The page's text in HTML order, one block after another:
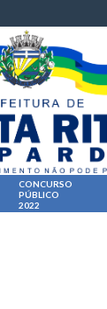
CONCURSO
PÚBLICO
2022